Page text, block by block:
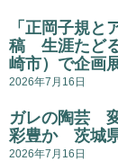
「正岡子規
稿 生涯たど
崎市）で企画
2026年7月16日
ガレの陶芸
彩豊か 茨城
2026年7月16日